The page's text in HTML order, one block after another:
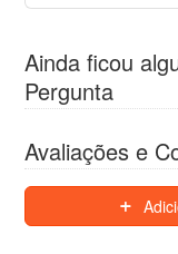
Ainda ficou
Pergunta
Avaliações e